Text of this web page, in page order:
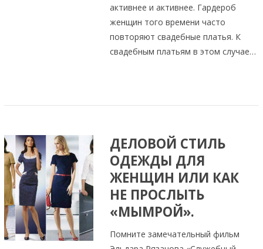
активнее и активнее. Гардероб
женщин того времени часто
повторяют свадебные платья. К
свадебным платьям в этом случае…
ДЕЛОВОЙ СТИЛЬ
ОДЕЖДЫ ДЛЯ
ЖЕНЩИН ИЛИ КАК
НЕ ПРОСЛЫТЬ
«МЫМРОЙ».
Помните замечательный фильм